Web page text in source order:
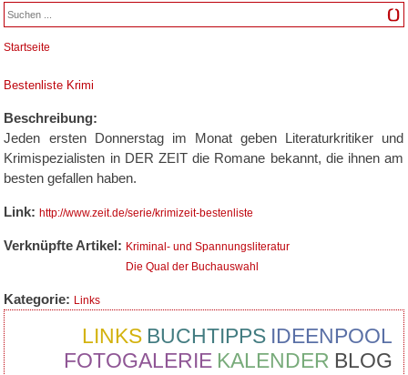
Sie sind hier
Startseite
Bestenliste Krimi
Beschreibung:
Jeden ersten Donnerstag im Monat geben Literaturkritiker und
Krimispezialisten in DER ZEIT die Romane bekannt, die ihnen am
besten gefallen haben.
Link:http://www.zeit.de/serie/krimizeit-bestenliste
Verknüpfte Artikel: Kriminal- und Spannungsliteratur
Die Qual der Buchauswahl
Kategorie: Links
IDEENPOOL
BUCHTIPPS
LINKS
BLOG
KALENDER
FOTOGALERIE